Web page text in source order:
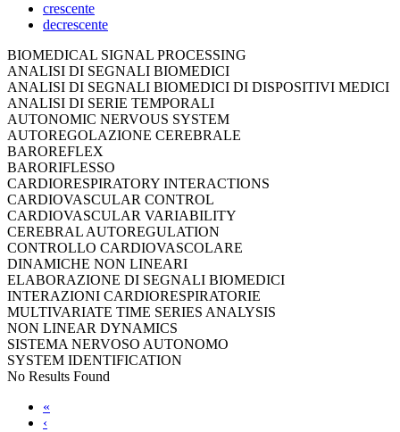
crescente
decrescente
BIOMEDICAL SIGNAL PROCESSING
ANALISI DI SEGNALI BIOMEDICI
ANALISI DI SEGNALI BIOMEDICI DI DISPOSITIVI MEDICI
ANALISI DI SERIE TEMPORALI
AUTONOMIC NERVOUS SYSTEM
AUTOREGOLAZIONE CEREBRALE
BAROREFLEX
BARORIFLESSO
CARDIORESPIRATORY INTERACTIONS
CARDIOVASCULAR CONTROL
CARDIOVASCULAR VARIABILITY
CEREBRAL AUTOREGULATION
CONTROLLO CARDIOVASCOLARE
DINAMICHE NON LINEARI
ELABORAZIONE DI SEGNALI BIOMEDICI
INTERAZIONI CARDIORESPIRATORIE
MULTIVARIATE TIME SERIES ANALYSIS
NON LINEAR DYNAMICS
SISTEMA NERVOSO AUTONOMO
SYSTEM IDENTIFICATION
No Results Found
«
‹